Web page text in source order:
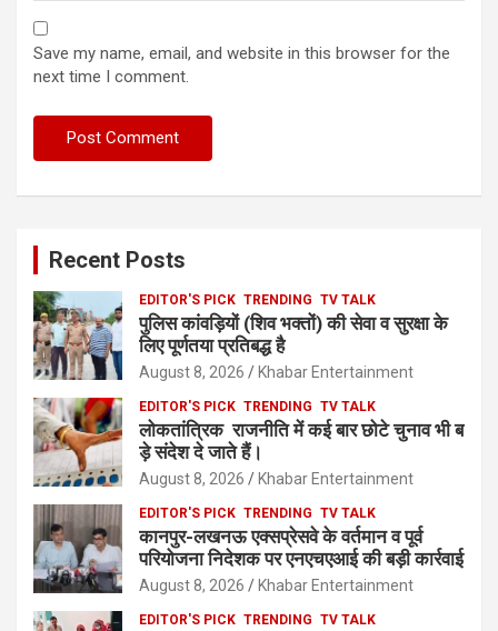
Save my name, email, and website in this browser for the
next time I comment.
Recent Posts
EDITOR'S PICK TRENDING TV TALK
पुलिस कांवड़ियों (शिव भक्तों) की सेवा व सुरक्षा के
लिए पूर्णतया प्रतिबद्ध है
August 8, 2026 Khabar Entertainment
EDITOR'S PICK TRENDING TV TALK
लोकतांत्रिक राजनीति में कई बार छोटे चुनाव भी ब
ड़े संदेश दे जाते हैं।
August 8, 2026 Khabar Entertainment
EDITOR'S PICK TRENDING TV TALK
कानपुर-लखनऊ एक्सप्रेसवे के वर्तमान व पूर्व
परियोजना निदेशक पर एनएचएआई की बड़ी कार्रवाई
August 8, 2026 Khabar Entertainment
EDITOR'S PICK TRENDING TV TALK